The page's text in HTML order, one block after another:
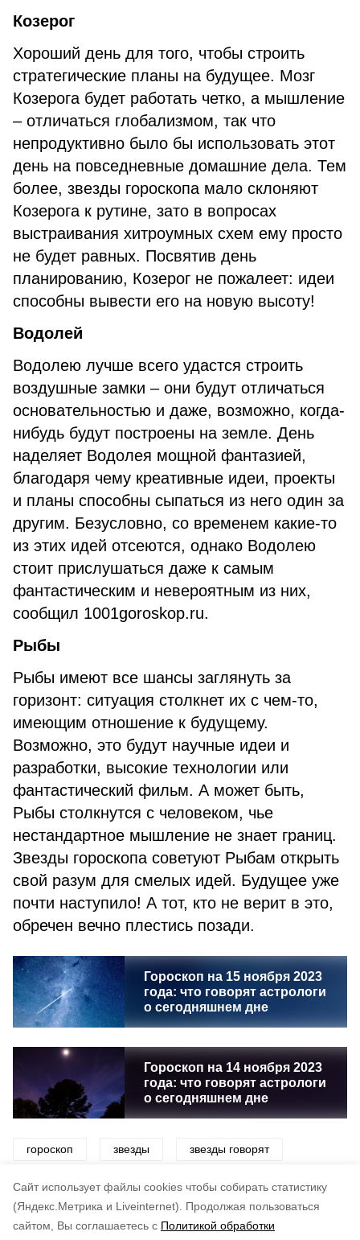
Cайт использует файлы cookies чтобы собирать статистику
(Яндекс.Метрика и Liveinternet).
Продолжая пользоваться
сайтом, Вы соглашаетесь с Политикой обработки
Подписывайтесь на наш Telegram
Козерог
Хороший день для того, чтобы строить
стратегические планы на будущее. Мозг
Козерога будет работать четко, а мышление
– отличаться глобализмом, так что
непродуктивно было бы использовать этот
день на повседневные домашние дела. Тем
более, звезды гороскопа мало склоняют
Козерога к рутине, зато в вопросах
выстраивания хитроумных схем ему просто
не будет равных. Посвятив день
планированию, Козерог не пожалеет: идеи
способны вывести его на новую высоту!
Водолей
Водолею лучше всего удастся строить
воздушные замки – они будут отличаться
основательностью и даже, возможно, когда-
нибудь будут построены на земле. День
наделяет Водолея мощной фантазией,
благодаря чему креативные идеи, проекты
и планы способны сыпаться из него один за
другим. Безусловно, со временем какие-то
из этих идей отсеются, однако Водолею
стоит прислушаться даже к самым
фантастическим и невероятным из них,
сообщил 1001goroskop.ru.
Рыбы
Рыбы имеют все шансы заглянуть за
горизонт: ситуация столкнет их с чем-то,
имеющим отношение к будущему.
Возможно, это будут научные идеи и
разработки, высокие технологии или
фантастический фильм. А может быть,
Рыбы столкнутся с человеком, чье
нестандартное мышление не знает границ.
Звезды гороскопа советуют Рыбам открыть
свой разум для смелых идей. Будущее уже
почти наступило! А тот, кто не верит в это,
обречен вечно плестись позади.
Гороскоп на 15 ноября 2023
года: что говорят астрологи
о сегодняшнем дне
Гороскоп на 14 ноября 2023
года: что говорят астрологи
о сегодняшнем дне
гороскоп звезды звезды говорят
знаки зодиака астрология